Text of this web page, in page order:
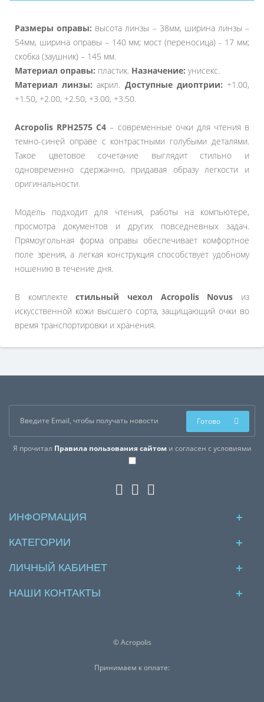
Размеры оправы: высота линзы – 38мм, ширина линзы –
54мм, ширина оправы – 140 мм; мост (переносица) - 17 мм;
скобка (заушник) – 145 мм.
Материал оправы: пластик. Назначение: унисекс.
Материал линзы:акрил. Доступные диоптрии: +1.00,
+1.50, +2.00, +2.50, +3.00, +3.50.
Acropolis RPH2575 C4 – современные очки для чтения в
темно-синей оправе с контрастными голубыми деталями.
Такое цветовое сочетание выглядит стильно и
одновременно сдержанно, придавая образу легкости и
оригинальности.
Модель подходит для чтения, работы на компьютере,
просмотра документов и других повседневных задач.
Прямоугольная форма оправы обеспечивает комфортное
поле зрения, а легкая конструкция способствует удобному
ношению в течение дня.
В комплектестильный чехол Acropolis Novus из
искусственной кожи высшего сорта, защищающий очки во
время транспортировки и хранения.
Я прочитал Правила пользования сайтоми согласен с условиями
Готово
ИНФОРМАЦИЯ
КАТЕГОРИИ
ЛИЧНЫЙ КАБИНЕТ
НАШИ КОНТАКТЫ
© Acropolis
Принимаем к оплате: